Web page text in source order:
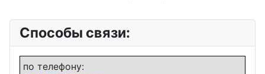
Способы связи:
по телефону: